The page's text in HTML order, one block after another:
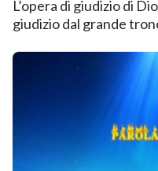
L’opera di giudizio di
giudizio dal grande